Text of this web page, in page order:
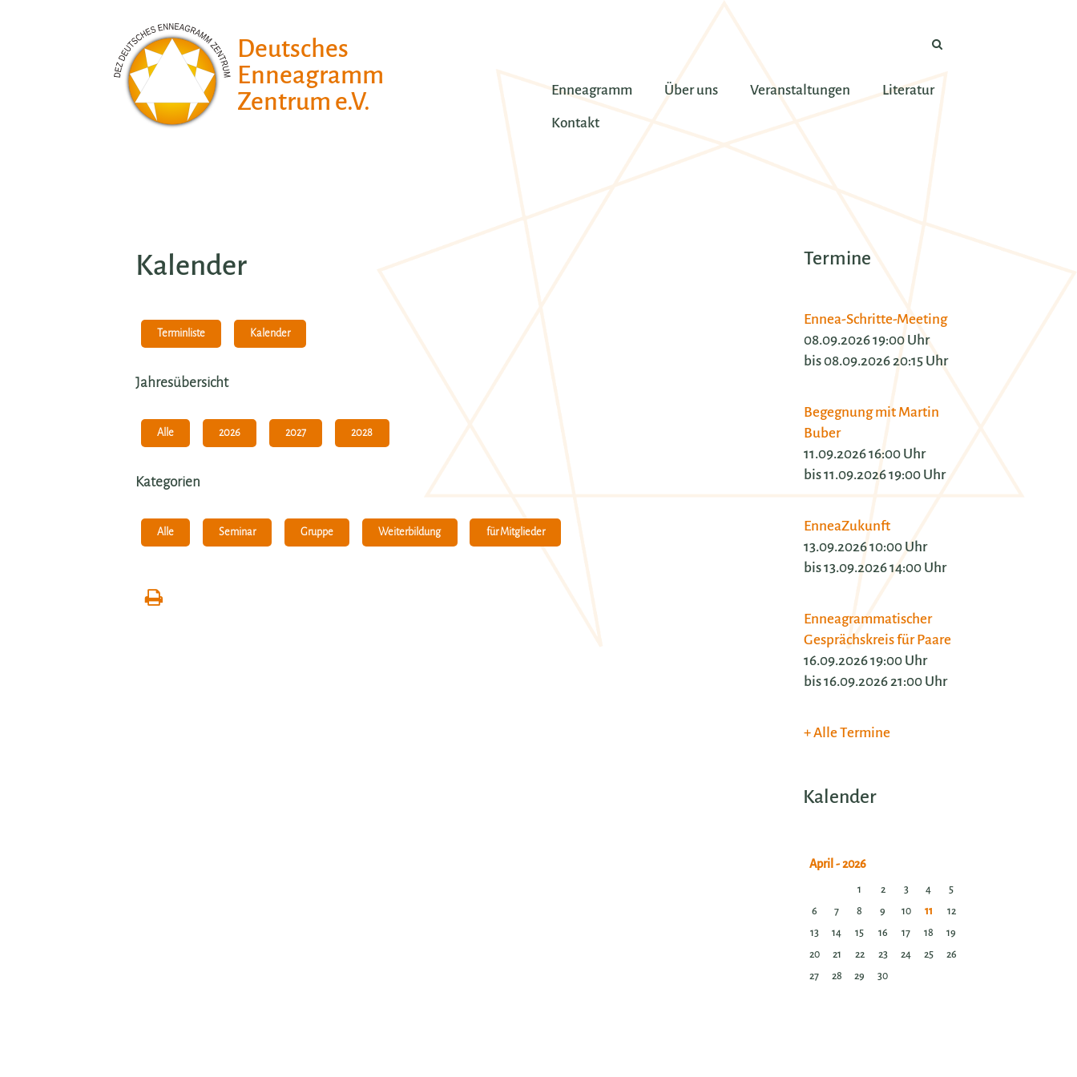
Deutsches
Enneagramm
Zentrum e.V.
Enneagramm Über uns Veranstaltungen Literatur
Kontakt
Kalender
Terminliste Kalender
Jahresübersicht
Alle 2026 2027 2028
Kategorien
Alle Seminar Gruppe Weiterbildung für Mitglieder
Termine
Ennea-Schritte-Meeting
08.09.2026 19:00 Uhr
bis 08.09.2026 20:15 Uhr
Begegnung mit Martin
Buber
11.09.2026 16:00 Uhr
bis 11.09.2026 19:00 Uhr
EnneaZukunft
13.09.2026 10:00 Uhr
bis 13.09.2026 14:00 Uhr
Enneagrammatischer
Gesprächskreis für Paare
16.09.2026 19:00 Uhr
bis 16.09.2026 21:00 Uhr
Alle Termine
Kalender
1 2 3 4
5
6
7 8 9 10 11
12
13
14 15 16 17 18
19
20
21 22 23 24 25
26
27
28 29 30